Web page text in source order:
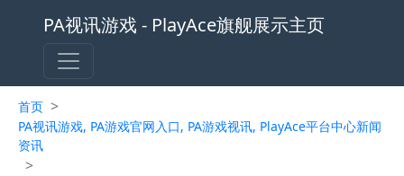
PA视讯游戏 - PlayAce旗舰展示主页
首页 >
PA视讯游戏, PA游戏官网入口, PA游戏视讯, PlayAce平台中心新闻
资讯
>